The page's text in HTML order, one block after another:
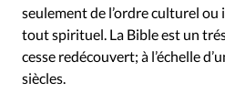
seulement de l’ordre culturel
tout spirituel. La Bible est un
cesse redécouvert; à l’échelle
siècles.